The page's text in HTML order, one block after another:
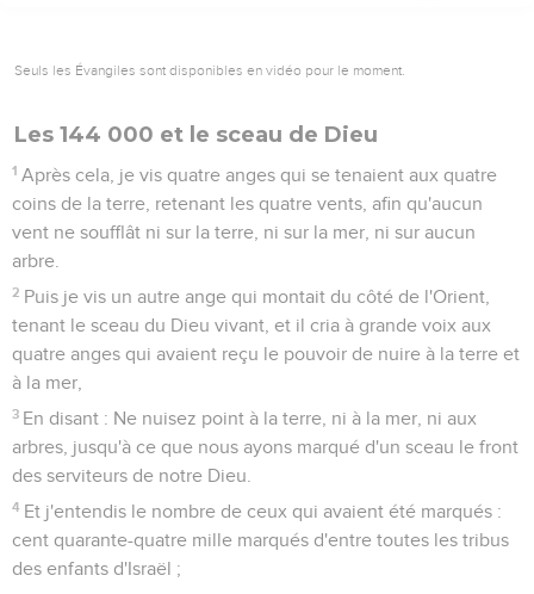
Seuls les Évangiles sont disponibles en vidéo pour le moment.
Les 144 000 et le sceau de Dieu
1 Après cela, je vis quatre anges qui se tenaient aux quatre
coins de la terre, retenant les quatre vents, afin qu'aucun
vent ne soufflât ni sur la terre, ni sur la mer, ni sur aucun
arbre.
2 Puis je vis un autre ange qui montait du côté de l'Orient,
tenant le sceau du Dieu vivant, et il cria à grande voix aux
quatre anges qui avaient reçu le pouvoir de nuire à la terre et
à la mer,
3 En disant : Ne nuisez point à la terre, ni à la mer, ni aux
arbres, jusqu'à ce que nous ayons marqué d'un sceau le front
des serviteurs de notre Dieu.
4 Et j'entendis le nombre de ceux qui avaient été marqués :
cent quarante-quatre mille marqués d'entre toutes les tribus
des enfants d'Israël ;